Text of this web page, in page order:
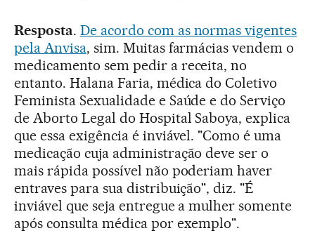
Resposta. De acordo com as normas vigentes
pela Anvisa, sim. Muitas farmácias vendem o
medicamento sem pedir a receita, no
entanto. Halana Faria, médica do Coletivo
Feminista Sexualidade e Saúde e do Serviço
de Aborto Legal do Hospital Saboya, explica
que essa exigência é inviável. "Como é uma
medicação cuja administração deve ser o
mais rápida possível não poderiam haver
entraves para sua distribuição", diz. "É
inviável que seja entregue a mulher somente
após consulta médica por exemplo".